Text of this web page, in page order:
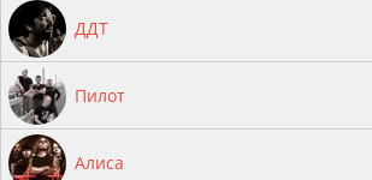
ДДТ
Пилот
Алиса